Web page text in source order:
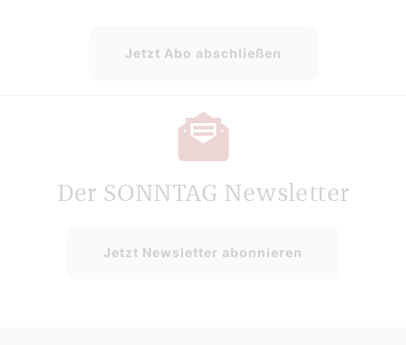
Jetzt Abo abschließen
Der SONNTAG Newsletter
Jetzt Newsletter abonnieren